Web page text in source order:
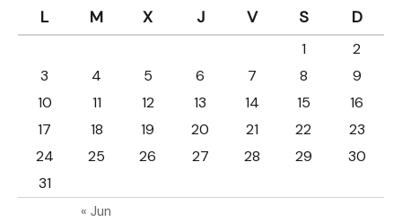
L M X J V S D
« Jun
1
2
3
4 5 6 7 8
9
10
11 12 13 14 15
16
17
18 19 20 21 22
23
24
25 26 27 28 29
30
31